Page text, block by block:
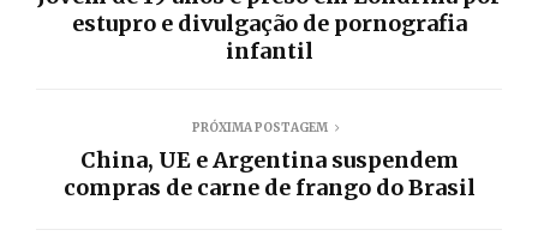
estupro e divulgação de pornografia
infantil
PRÓXIMA POSTAGEM
China, UE e Argentina suspendem
compras de carne de frango do Brasil